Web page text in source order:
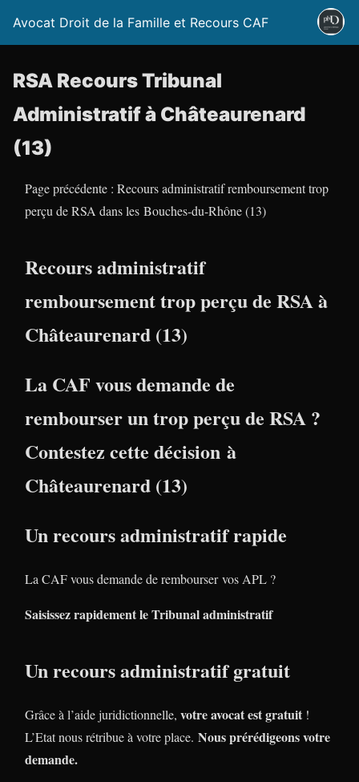
Avocat Droit de la Famille et Recours CAF
RSA Recours Tribunal
Administratif à Châteaurenard
(13)
Page précédente : Recours administratif remboursement trop
perçu de RSA dans les Bouches-du-Rhône (13)
Recours administratif
remboursement trop perçu de RSA à
Châteaurenard (13)
La CAF vous demande de
rembourser un trop perçu de RSA ?
Contestez cette décision à
Châteaurenard (13)
Un recours administratif rapide
La CAF vous demande de rembourser vos APL ?
Saisissez rapidement le Tribunal administratif
Un recours administratif gratuit
Grâce à l’aide juridictionnelle, votre avocat est gratuit !
L’Etat nous rétribue à votre place. Nous prérédigeons votre
demande.